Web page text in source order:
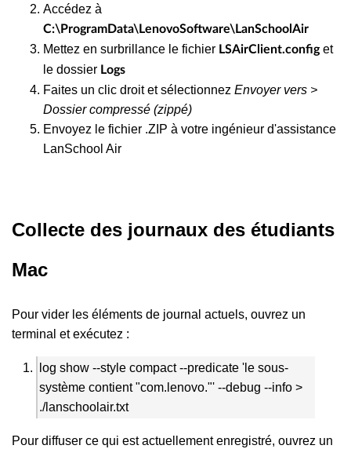
Accédez à
C:\ProgramData\LenovoSoftware\LanSchoolAir
Mettez en surbrillance le fichier LSAirClient.configet
le dossier Logs
Faites un clic droit et sélectionnez Envoyer vers >
Dossier compressé (zippé)
Envoyez le fichier .ZIP à votre ingénieur d'assistance
LanSchool Air
Collecte des journaux des étudiants
Mac
Pour vider les éléments de journal actuels, ouvrez un
terminal et exécutez :
log show --style compact --predicate 'le sous-
système contient "com.lenovo."' --debug --info >
./lanschoolair.txt
Pour diffuser ce qui est actuellement enregistré, ouvrez un